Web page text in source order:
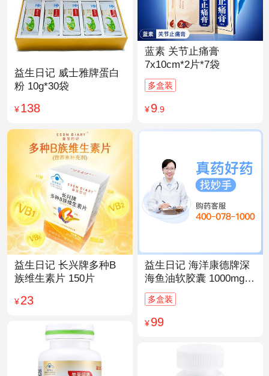
蓝素 关节止痛膏
7x10cm*2片*7袋
多盒装
¥9.9
益生日记 威士雅牌蛋白
粉 10g*30袋
¥138
益生日记 海洋康德牌深
海鱼油软胶囊 1000mg/
粒*200粒
多盒装
¥99
益生日记 长兴牌多种B
族维生素片 150片
¥23